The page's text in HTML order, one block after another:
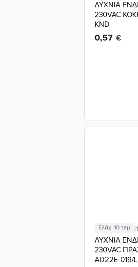
ΛΥΧΝΙΑ
230VAC
KND
0,57 €
Κωδικός:
ΛΥΧΝΙΑ
230VAC
AD22E-019/
Ελάχ. 10 τεμ.